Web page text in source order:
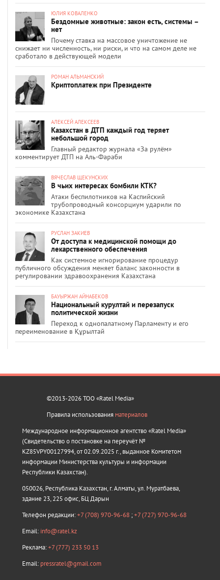
ЮЛИЯ КОВАЛЕНКО
Бездомные животные: закон есть, системы –
нет
Почему ставка на массовое уничтожение не
снижает ни численность, ни риски, и что на самом деле не
сработало в действующей модели
РОМАН АЛЬМАНСКИЙ
Криптоплатеж при Президенте
АЛЕКСЕЙ АЛЕКСЕЕВ
Казахстан в ДТП каждый год теряет
небольшой город
Главный редактор журнала «За рулём»
комментирует ДТП на Аль-Фараби
ВЯЧЕСЛАВ ЩЕКУНСКИХ
В чьих интересах бомбили КТК?
Атаки беспилотников на Каспийский
трубопроводный консорциум ударили по
экономике Казахстана
РУСЛАН ЗАКИЕВ
От доступа к медицинской помощи до
лекарственного обеспечения
Как системное игнорирование процедур
публичного обсуждения меняет баланс законности в
регулировании здравоохранения Казахстана
БАУЫРЖАН АЙНАБЕКОВ
Национальный курултай и перезапуск
политической жизни
Переход к однопалатному Парламенту и его
переименование в Құрылтай
©2013-2026 ТОО «Ratel Media»
Правила использования материалов
Международное информационное агентство «Ratel Media»
(Свидетельство о постановке на переучёт №
KZ85VPY00127994, от 02.09.2025 г., выданное Комитетом
информации Министерства культуры и информации
Республики Казахстан).
050026, Республика Казахстан, г. Алматы, ул. Муратбаева,
здание 23, 225 офис, БЦ Дарын
Телефон редакции:+7 (708) 970-96-68 ;+7 (727) 970-96-68
Email: info@ratel.kz
Реклама:+7 (777) 233 50 13
Email: pressratel@gmail.com